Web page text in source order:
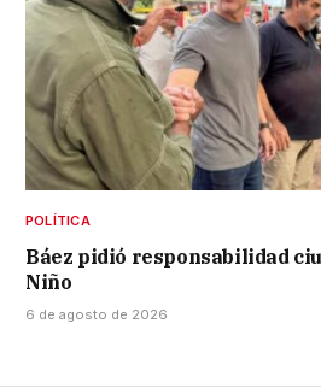
POLÍTICA
Báez pidió responsabilidad
Niño
6 de agosto de 2026